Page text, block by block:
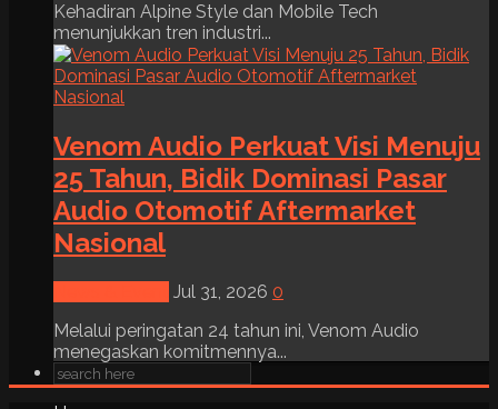
Kehadiran Alpine Style dan Mobile Tech
menunjukkan tren industri...
Venom Audio Perkuat Visi Menuju
25 Tahun, Bidik Dominasi Pasar
Audio Otomotif Aftermarket
Nasional
Jul 31, 2026 0
Melalui peringatan 24 tahun ini, Venom Audio
menegaskan komitmennya...